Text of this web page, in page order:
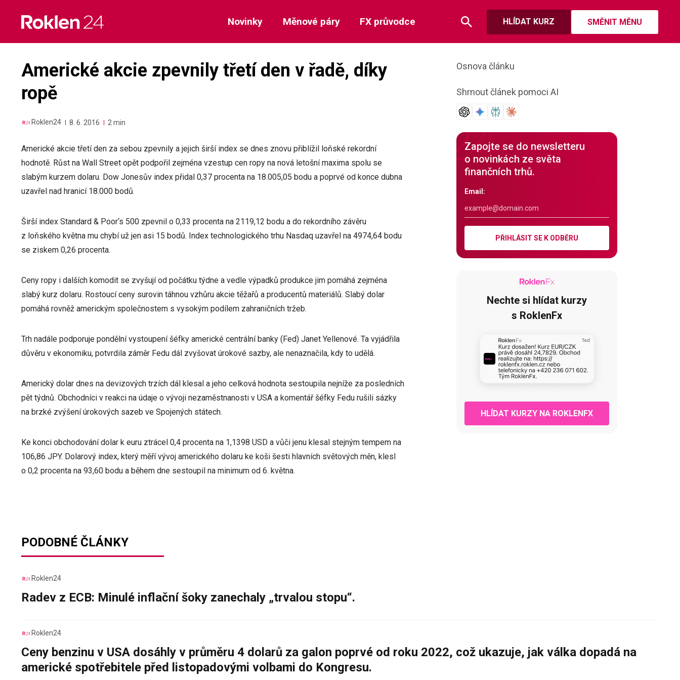
content
HLÍDAT KURZ SMĚNIT MĚNU
Novinky Měnové páry FX průvodce
Americké akcie zpevnily třetí den v řadě, díky
ropě
Roklen24 8. 6. 2016 2 min
Americké akcie třetí den za sebou zpevnily a jejich širší index se dnes znovu přiblížil loňské rekordní
hodnotě. Růst na Wall Street opět podpořil zejména vzestup cen ropy na nová letošní maxima spolu se
slabým kurzem dolaru. Dow Jonesův index přidal 0,37 procenta na 18.005,05 bodu a poprvé od konce dubna
uzavřel nad hranicí 18.000 bodů.
Širší index Standard & Poor‘s 500 zpevnil o 0,33 procenta na 2119,12 bodu a do rekordního závěru
z loňského května mu chybí už jen asi 15 bodů. Index technologického trhu Nasdaq uzavřel na 4974,64 bodu
se ziskem 0,26 procenta.
Ceny ropy i dalších komodit se zvyšují od počátku týdne a vedle výpadků produkce jim pomáhá zejména
slabý kurz dolaru. Rostoucí ceny surovin táhnou vzhůru akcie těžařů a producentů materiálů. Slabý dolar
pomáhá rovněž americkým společnostem s vysokým podílem zahraničních tržeb.
Trh nadále podporuje pondělní vystoupení šéfky americké centrální banky (Fed) Janet Yellenové. Ta vyjádřila
důvěru v ekonomiku, potvrdila záměr Fedu dál zvyšovat úrokové sazby, ale nenaznačila, kdy to udělá.
Americký dolar dnes na devizových trzích dál klesal a jeho celková hodnota sestoupila nejníže za posledních
pět týdnů. Obchodníci v reakci na údaje o vývoji nezaměstnanosti v USA a komentář šéfky Fedu rušili sázky
na brzké zvýšení úrokových sazeb ve Spojených státech.
Ke konci obchodování dolar k euru ztrácel 0,4 procenta na 1,1398 USD a vůči jenu klesal stejným tempem na
106,86 JPY. Dolarový index, který měří vývoj amerického dolaru ke koši šesti hlavních světových měn, klesl
o 0,2 procenta na 93,60 bodu a během dne sestoupil na minimum od 6. května.
Osnova článku
Shrnout článek pomoci AI
Zapojte se do newsletteru
o novinkách ze světa
finančních trhů.
Email:
PŘIHLÁSIT SE K ODBĚRU
Nechte si hlídat kurzy
s RoklenFx
HLÍDAT KURZY NA ROKLENFX
PODOBNÉ ČLÁNKY
Roklen24
Radev z ECB: Minulé inflační šoky zanechaly „trvalou stopu“.
Roklen24
Ceny benzinu v USA dosáhly v průměru 4 dolarů za galon poprvé od roku 2022, což ukazuje, jak válka dopadá na
americké spotřebitele před listopadovými volbami do Kongresu.